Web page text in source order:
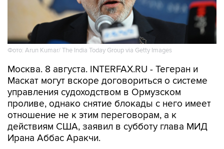
Фото: Arun Kumar/ The India Today Group via Getty Images
Москва. 8 августа. INTERFAX.RU - Тегеран и
управления судоходством в Ормузском
проливе, однако снятие блокады с него имеет
отношение не к этим переговорам, а к
действиям США, заявил в субботу глава МИД
Ирана Аббас Аракчи.
"Переговоры с Оманом относительно